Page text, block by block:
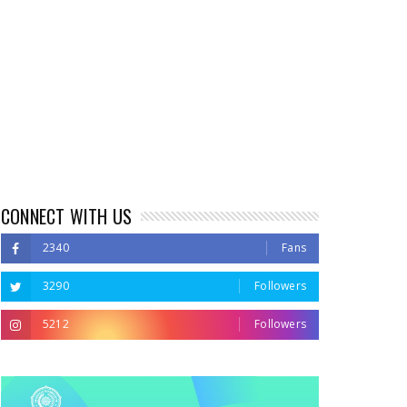
CONNECT WITH US
2340 Fans
3290 Followers
5212 Followers